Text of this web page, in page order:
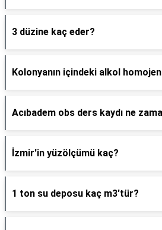
3 düzine kaç eder?
Kolonyanın içindeki alkol
Acıbadem obs ders kaydı ne
İzmir'in yüzölçümü kaç?
1 ton su deposu kaç m3'tür?